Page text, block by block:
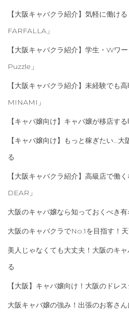
【大阪キャバクラ紹介】気軽に働け
FARFALLA」
【大阪キャバクラ紹介】学生・Wワ
Puzzle」
【大阪キャバクラ紹介】未経験でも
MINAMI」
【キャバ嬢向け】キャバ嬢が移店す
【キャバ嬢向け】もっと稼ぎたい…大
る
【大阪キャバクラ紹介】高級店で働
DEAR」
大阪のキャバ嬢なら知っておくべき有
大阪のキャバクラでNo.1を目指す！
美人じゃなくても大丈夫！大阪のキ
る
【大阪】キャバ嬢向け！大阪のドレ
大阪キャバ嬢の強み！出張のお客さ